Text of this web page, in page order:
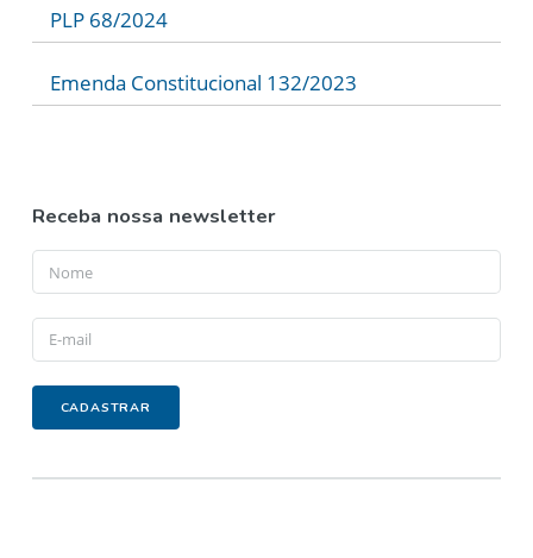
PLP 68/2024
Emenda Constitucional 132/2023
Receba nossa newsletter